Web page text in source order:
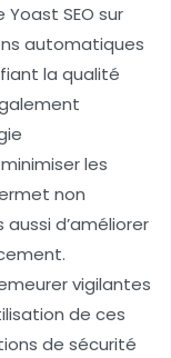
Yoast SEO sur
automatiques
la qualité
les
non
d’améliorer
.
vigilantes
de ces
de sécurité